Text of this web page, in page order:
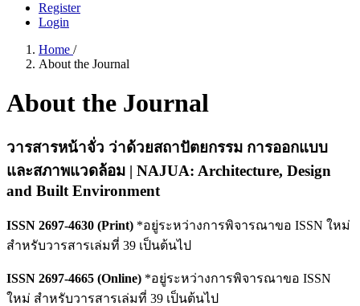
Register
Login
Home /
About the Journal
About the Journal
วารสารหน้าจั่ว ว่าด้วยสถาปัตยกรรม การออกแบบ
และสภาพแวดล้อม | NAJUA: Architecture, Design
and Built Environment
ISSN 2697-4630 (Print) *อยู่ระหว่างการพิจารณาขอ ISSN ใหม่
สำหรับวารสารเล่มที่ 39 เป็นต้นไป
ISSN 2697-4665 (Online) *อยู่ระหว่างการพิจารณาขอ ISSN
ใหม่ สำหรับวารสารเล่มที่ 39 เป็นต้นไป